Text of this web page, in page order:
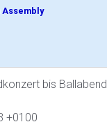
bis Ballabend
+0100